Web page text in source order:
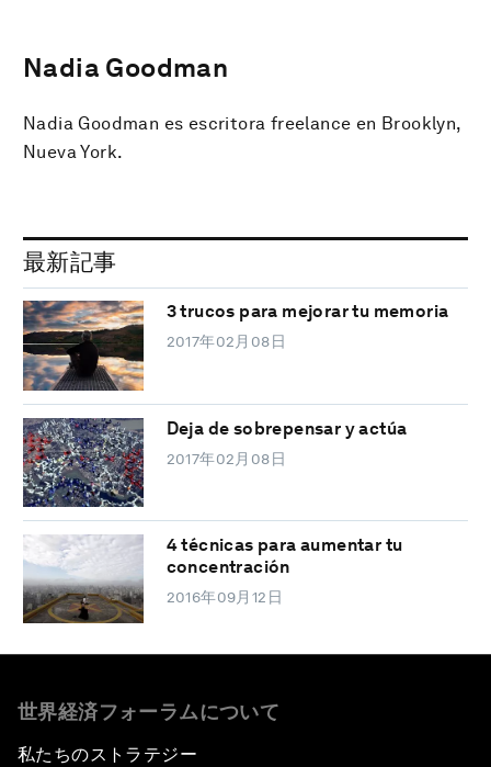
Nadia Goodman
Nadia Goodman es escritora freelance en Brooklyn,
Nueva York.
最新記事
3 trucos para mejorar tu memoria
2017年02月08日
Deja de sobrepensar y actúa
2017年02月08日
4 técnicas para aumentar tu
concentración
2016年09月12日
世界経済フォーラムについて
私たちのストラテジー